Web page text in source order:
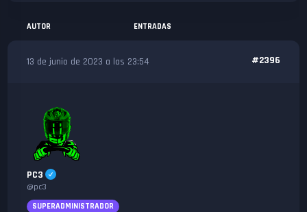
AUTOR ENTRADAS
13 de junio de 2023 a las 23:54 #2396
PC3
@pc3
SUPERADMINISTRADOR